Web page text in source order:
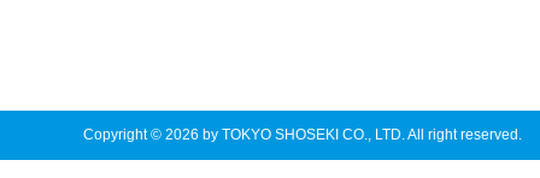
Copyright © 2026 by TOKYO SHOSEKI CO., LTD. All right reserved.